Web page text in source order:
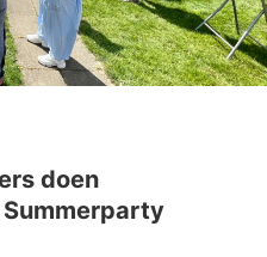
doen